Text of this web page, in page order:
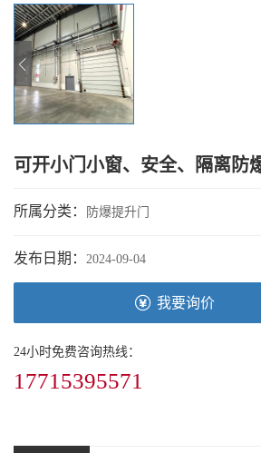
可开小门小窗、安全、隔离防
所属分类： 防爆提升门
发布日期： 2024-09-04
我要询价
24小时免费咨询热线：
17715395571